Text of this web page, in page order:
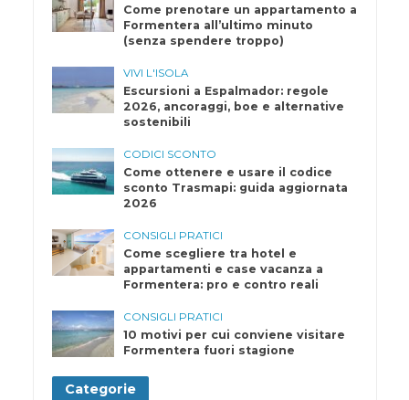
Come prenotare un appartamento a
Formentera all’ultimo minuto
(senza spendere troppo)
VIVI L'ISOLA
Escursioni a Espalmador: regole
2026, ancoraggi, boe e alternative
sostenibili
CODICI SCONTO
Come ottenere e usare il codice
sconto Trasmapi: guida aggiornata
2026
CONSIGLI PRATICI
Come scegliere tra hotel e
appartamenti e case vacanza a
Formentera: pro e contro reali
CONSIGLI PRATICI
10 motivi per cui conviene visitare
Formentera fuori stagione
Categorie